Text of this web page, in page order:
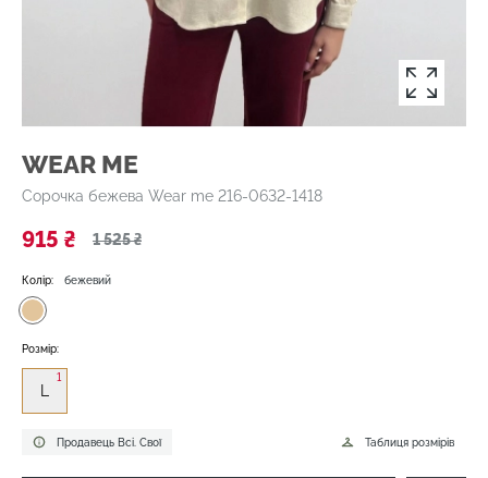
WEAR ME
Сорочка бежева Wear me 216-0632-1418
915 ₴ 1 525 ₴
Продавець Всі. Свої
Колір: бежевий
Таблиця розмірів
Розмір:
L
1